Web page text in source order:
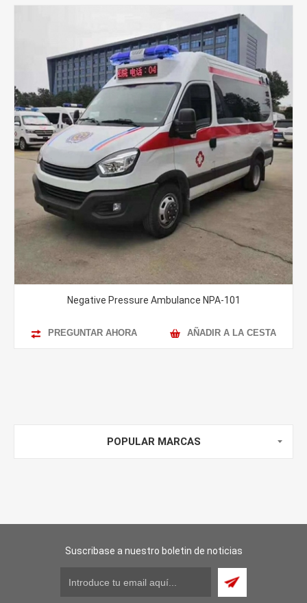
Negative Pressure Ambulance NPA-101
PREGUNTAR AHORA AÑADIR A LA CESTA
POPULAR MARCAS
Suscribase a nuestro boletin de noticias